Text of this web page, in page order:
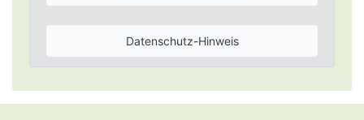
Datenschutz-Hinweis